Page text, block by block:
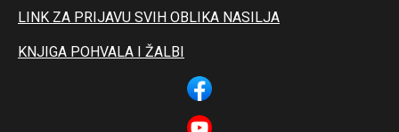
LINK ZA PRIJAVU SVIH OBLIKA NASILJA
KNJIGA POHVALA I ŽALBI